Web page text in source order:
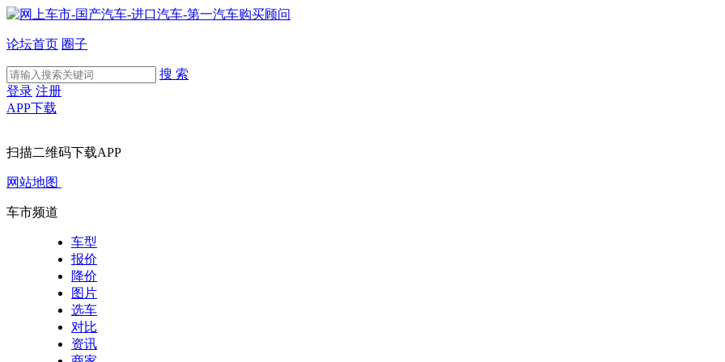
论坛首页 圈子
搜 索
登录 注册
APP下载
扫描二维码下载APP
网站地图
车市频道
车型
报价
降价
图片
选车
对比
资讯